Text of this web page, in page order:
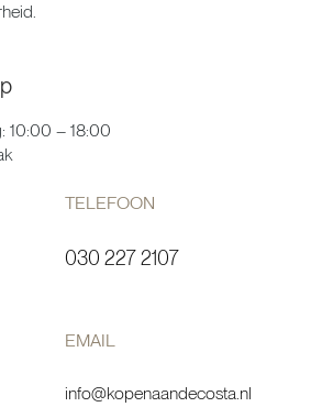
10:00 – 18:00
TELEFOON
030 227 2107
EMAIL
info@kopenaandecosta.nl